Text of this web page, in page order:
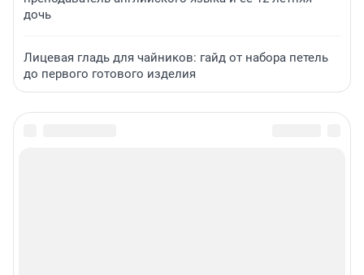
дочь
Лицевая гладь для чайников: гайд от набора петель
до первого готового изделия